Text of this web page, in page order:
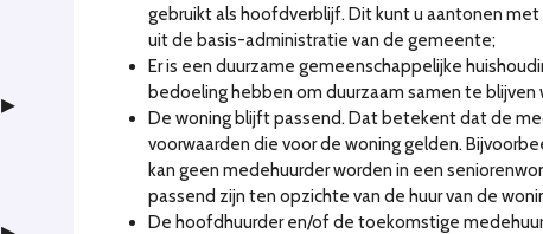
gebruikt als hoofdverblijf. Dit kunt u aantonen
uit de basis-administratie van de gemeente;
Er is een duurzame gemeenschappelijke
bedoeling hebben om duurzaam samen te blijven
De woning blijft passend. Dat betekent dat de
voorwaarden die voor de woning gelden.
kan geen medehuurder worden in een
passend zijn ten opzichte van de huur van de
De hoofdhuurder en/of de toekomstige